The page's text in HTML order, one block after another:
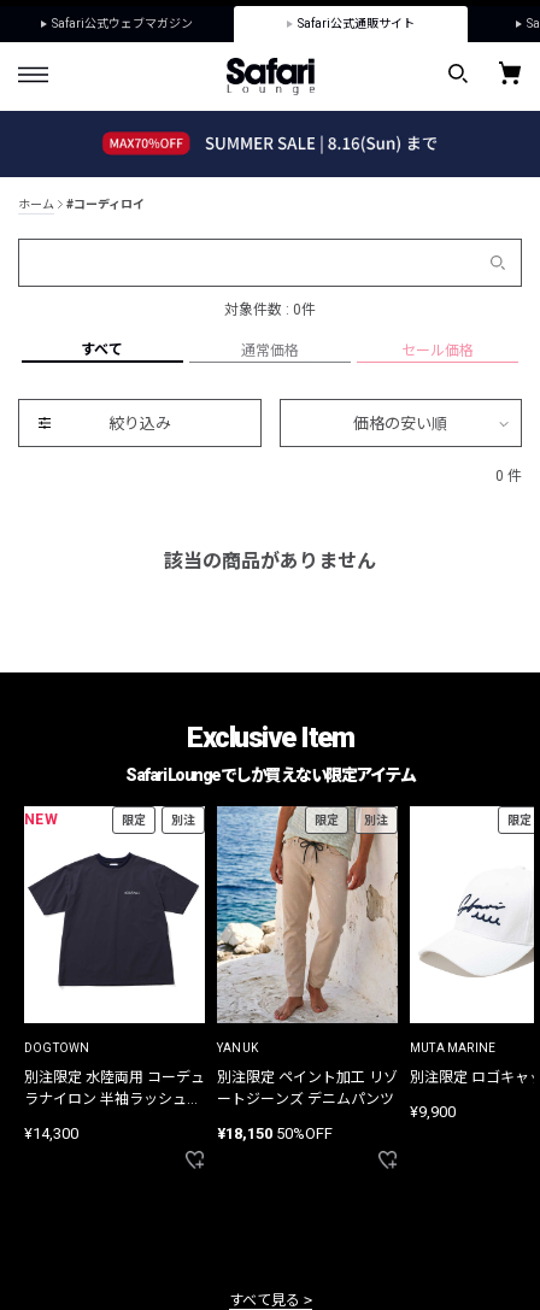
Safari公式ウェブマガジン Safari公式通販サイト
ホーム #コーディロイ
対象件数 : 0件
すべて 通常価格 セール価格
絞り込み 価格の安い順
0 件
該当の商品がありません
Exclusive Item
Safari Loungeでしか買えない限定アイテム
NEW 限定 別注
DOGTOWN
別注限定 水陸両用 コーデュ
ラナイロン 半袖ラッシュガ
¥14,300
限定 別注
YANUK
別注限定 ペイント加工 リゾ
ートジーンズ デニムパンツ
¥18,150 50%OFF
限定
MUTA MARINE
別注限定 ロゴキャ
¥9,900
すべて見る